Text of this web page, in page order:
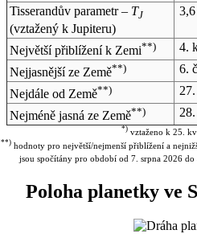
Tisserandův parametr – TJ
(vztažený k Jupiteru)
3,6
Největší přiblížení k Zemi**) 4.
Nejjasnější ze Země**) 6.
Nejdále od Země**)
Nejméně jasná ze Země**)
*)vztaženo k 25.
**) hodnoty pro největší/nejmenší přiblížení a
jsou spočítány pro období od 7. srpna 2026 do
Poloha planetky ve